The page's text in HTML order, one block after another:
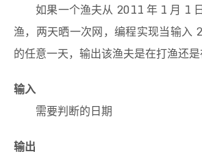
如果一个渔夫从 2011 年 1 月 1
渔，两天晒一次网，编程实现当输入
的任意一天，输出该渔夫是在打渔还是
输入
需要判断的日期
输出